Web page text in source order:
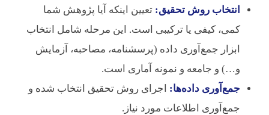
انتخاب روش تحقیق: تعیین اینکه آیا پژوهش شما
کمی، کیفی یا ترکیبی است. این مرحله شامل انتخاب
ابزار جمع‌آوری داده (پرسشنامه، مصاحبه، آزمایش
و…) و جامعه و نمونه آماری است.
جمع‌آوری داده‌ها: اجرای روش تحقیق انتخاب شده و
جمع‌آوری اطلاعات مورد نیاز.